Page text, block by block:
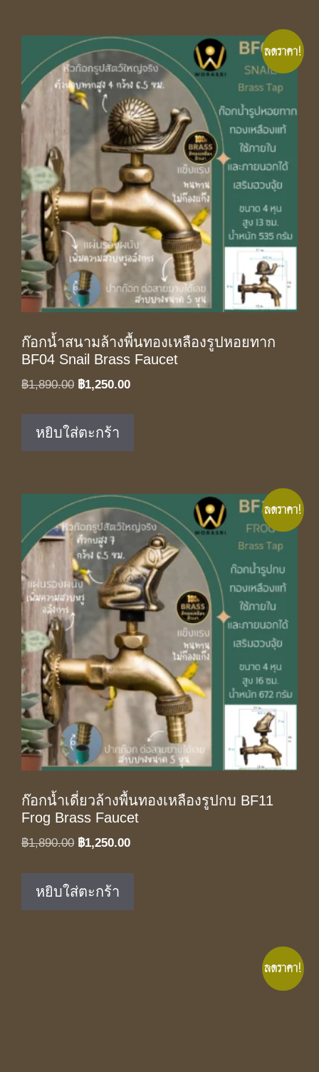
ลดราคา!
ก๊อกน้ำสนามล้างพื้นทองเหลืองรูปหอยทาก
BF04 Snail Brass Faucet
฿1,890.00 Original
฿1,890.00.
฿1,250.00Current
หยิบใส่ตะกร้า
ลดราคา!
ก๊อกน้ำเดี่ยวล้างพื้นทองเหลืองรูปกบ BF11
Frog Brass Faucet
฿1,890.00 Original
฿1,890.00.
฿1,250.00Current
หยิบใส่ตะกร้า
ลดราคา!